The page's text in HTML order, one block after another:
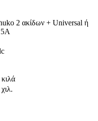
2 ακίδων + Universal ή